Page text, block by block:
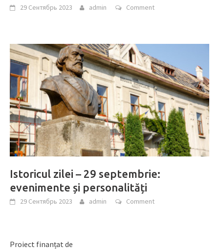
29 Сентябрь 2023 admin Comment
Istoricul zilei – 29 septembrie:
evenimente și personalități
29 Сентябрь 2023 admin Comment
Proiect finanțat de